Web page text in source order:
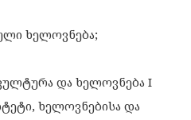
ხელოვნება;
და ხელოვნება I
ხელოვნებისა და